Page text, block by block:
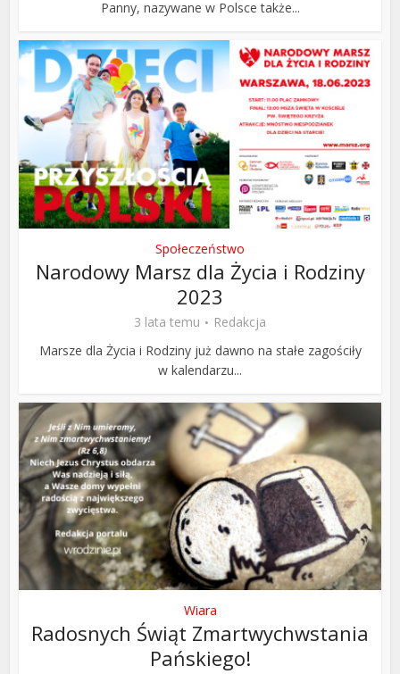
Panny, nazywane w Polsce także...
Społeczeństwo
Narodowy Marsz dla Życia i Rodziny
2023
3 lata temu
Redakcja
Marsze dla Życia i Rodziny już dawno na stałe zagościły
w kalendarzu...
Wiara
Radosnych Świąt Zmartwychwstania
Pańskiego!